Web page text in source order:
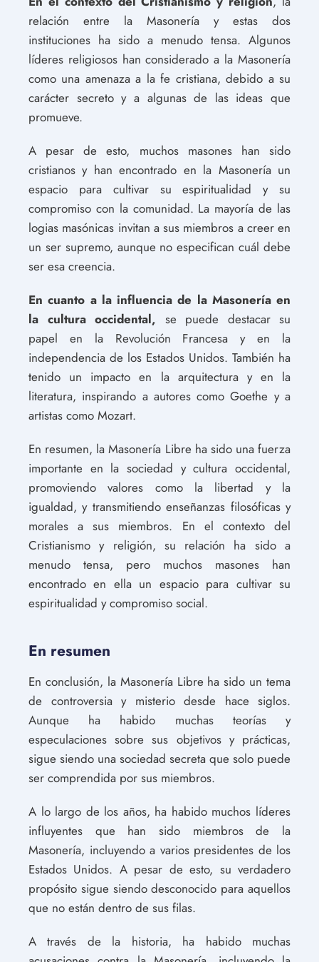
relación entre la Masonería y estas dos
instituciones ha sido a menudo tensa. Algunos
líderes religiosos han considerado a la Masonería
como una amenaza a la fe cristiana, debido a su
carácter secreto y a algunas de las ideas que
promueve.
A pesar de esto, muchos masones han sido
cristianos y han encontrado en la Masonería un
espacio para cultivar su espiritualidad y su
compromiso con la comunidad. La mayoría de las
logias masónicas invitan a sus miembros a creer en
un ser supremo, aunque no especifican cuál debe
ser esa creencia.
En cuanto a la influencia de la Masonería en
la cultura occidental, se puede destacar su
papel en la Revolución Francesa y en la
independencia de los Estados Unidos. También ha
tenido un impacto en la arquitectura y en la
literatura, inspirando a autores como Goethe y a
artistas como Mozart.
En resumen, la Masonería Libre ha sido una fuerza
importante en la sociedad y cultura occidental,
promoviendo valores como la libertad y la
igualdad, y transmitiendo enseñanzas filosóficas y
morales a sus miembros. En el contexto del
Cristianismo y religión, su relación ha sido a
menudo tensa, pero muchos masones han
encontrado en ella un espacio para cultivar su
espiritualidad y compromiso social.
En resumen
En conclusión, la Masonería Libre ha sido un tema
de controversia y misterio desde hace siglos.
Aunque ha habido muchas teorías y
especulaciones sobre sus objetivos y prácticas,
sigue siendo una sociedad secreta que solo puede
ser comprendida por sus miembros.
A lo largo de los años, ha habido muchos líderes
influyentes que han sido miembros de la
Masonería, incluyendo a varios presidentes de los
Estados Unidos. A pesar de esto, su verdadero
propósito sigue siendo desconocido para aquellos
que no están dentro de sus filas.
A través de la historia, ha habido muchas